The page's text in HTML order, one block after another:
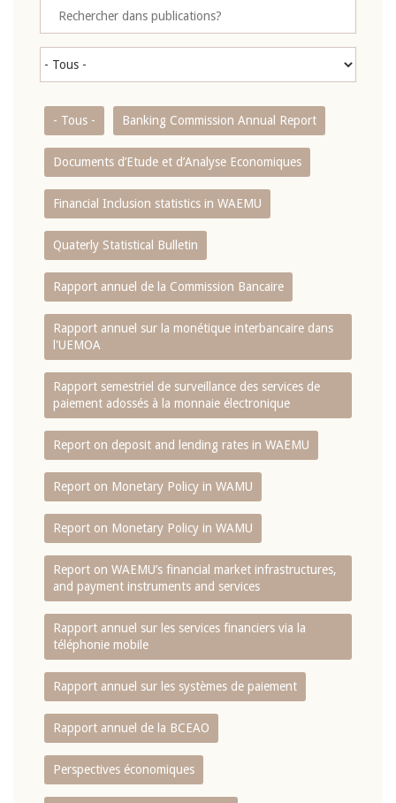
- Tous - Banking Commission Annual Report
Documents d’Etude et d’Analyse Economiques
Financial Inclusion statistics in WAEMU
Quaterly Statistical Bulletin
Rapport annuel de la Commission Bancaire
Rapport annuel sur la monétique interbancaire dans
l'UEMOA
Rapport semestriel de surveillance des services de
paiement adossés à la monnaie électronique
Report on deposit and lending rates in WAEMU
Report on Monetary Policy in WAMU
Report on Monetary Policy in WAMU
Report on WAEMU’s financial market infrastructures,
and payment instruments and services
Rapport annuel sur les services financiers via la
téléphonie mobile
Rapport annuel sur les systèmes de paiement
Rapport annuel de la BCEAO
Perspectives économiques